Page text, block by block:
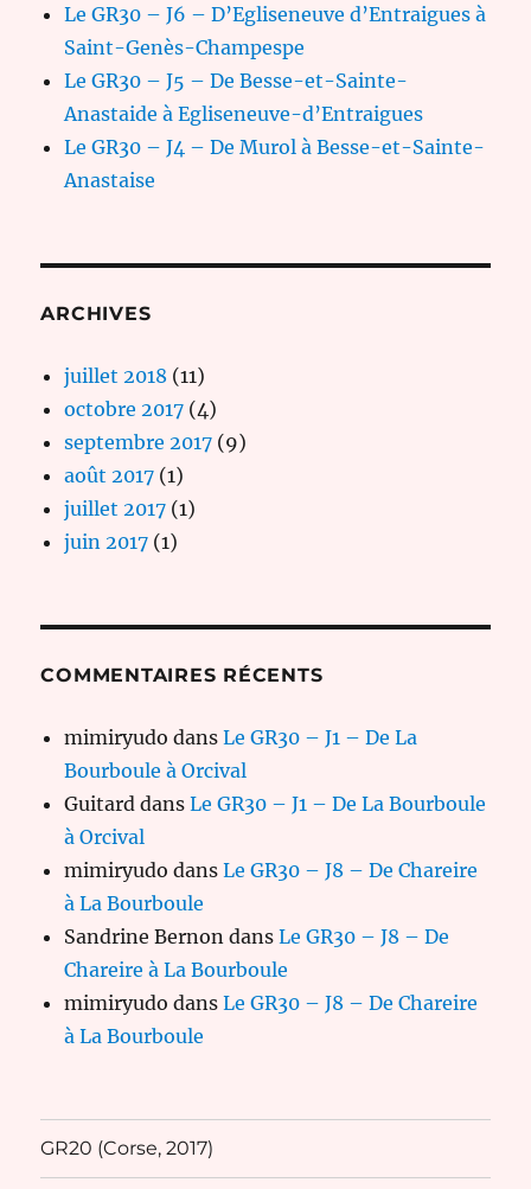
Le GR30 – J6 – D’Egliseneuve d’Entraigues à
Saint-Genès-Champespe
Le GR30 – J5 – De Besse-et-Sainte-
Anastaide à Egliseneuve-d’Entraigues
Le GR30 – J4 – De Murol à Besse-et-Sainte-
Anastaise
ARCHIVES
juillet 2018 (11)
octobre 2017 (4)
septembre 2017 (9)
août 2017 (1)
juillet 2017 (1)
juin 2017 (1)
COMMENTAIRES RÉCENTS
mimiryudo dansLe GR30 – J1 – De La
Bourboule à Orcival
Guitard dansLe GR30 – J1 – De La Bourboule
à Orcival
mimiryudo dansLe GR30 – J8 – De Chareire
à La Bourboule
Sandrine Bernon dansLe GR30 – J8 – De
Chareire à La Bourboule
mimiryudo dansLe GR30 – J8 – De Chareire
à La Bourboule
GR20 (Corse, 2017)